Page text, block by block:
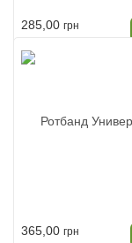
285,00 грн
365,00 грн